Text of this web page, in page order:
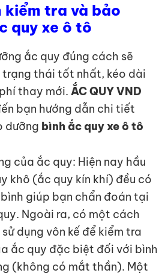
kiểm tra và bảo
quy xe ô tô
ắc quy đúng cách sẽ
trạng thái tốt nhất, kéo dài
thay mới. ẮC QUY VND
bạn hướng dẫn chi tiết
dưỡng bình ắc quy xe ô tô
của ắc quy: Hiện nay hầu
khô (ắc quy kín khí) đều có
giúp bạn chẩn đoán tại
Ngoài ra, có một cách
dụng vôn kế để kiểm tra
ắc quy đặc biệt đối với bình
(không có mắt thần). Một